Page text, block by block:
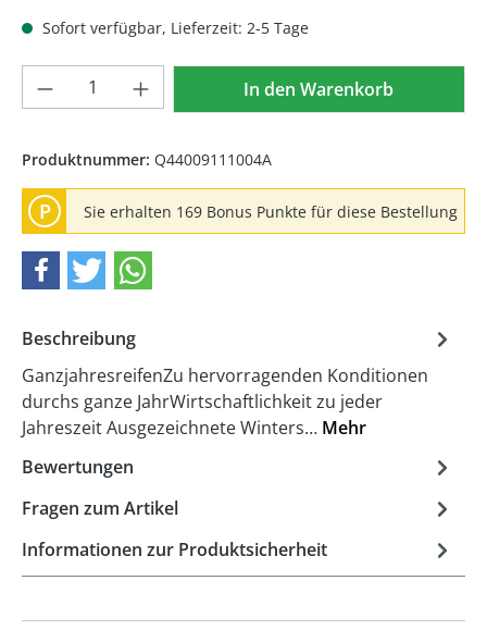
Sofort verfügbar, Lieferzeit: 2-5 Tage
Produkt Anzahl: Gib denIn den Warenkorb
Produktnummer: Q44009111004A
P Sie erhalten 169 Bonus Punkte für diese Bestellung
Beschreibung
GanzjahresreifenZu hervorragenden Konditionen
durchs ganze JahrWirtschaftlichkeit zu jeder
Jahreszeit Ausgezeichnete Winters… Mehr
Bewertungen
Fragen zum Artikel
Informationen zur Produktsicherheit